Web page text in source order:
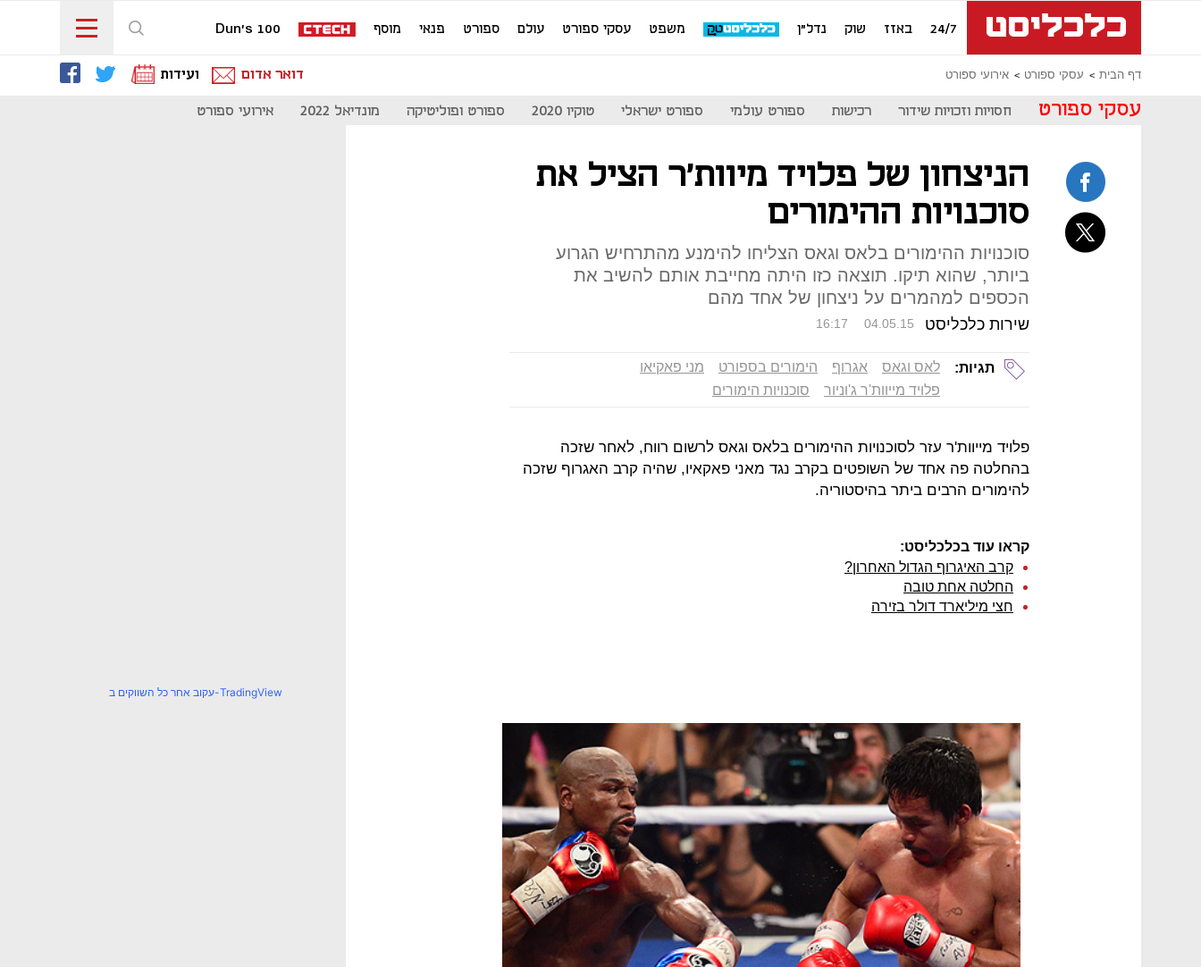
24/7 באזז שוק נדל"ן משפט עסקי ספורט עולם ספורט פנאי מוסף Dun's 100
דף הבית עסקי ספורט אירועי ספורט דואר אדום ועידות
עסקי ספורט חסויות וזכויות שידור רכישות ספורט עולמי ספורט ישראלי טוקיו 2020 ספורט ופוליטיקה מונדיאל 2022 אירועי ספורט
הניצחון של פלויד מיוות'ר הציל את
סוכנויות ההימורים
סוכנויות ההימורים בלאס וגאס הצליחו להימנע מהתרחיש הגרוע
ביותר, שהוא תיקו. תוצאה כזו היתה מחייבת אותם להשיב את
הכספים למהמרים על ניצחון של אחד מהם
שירות כלכליסט 16:17 04.05.15
תגיות: לאס וגאס אגרוף הימורים בספורט
מני פאקיאו
פלויד מייוות'ר ג'וניור
סוכנויות הימורים
פלויד מייוות'ר עזר לסוכנויות ההימורים בלאס וגאס לרשום רווח, לאחר שזכה
בהחלטה פה אחד של השופטים בקרב נגד מאני פאקאיו, שהיה קרב האגרוף שזכה
להימורים הרבים ביתר בהיסטוריה.
קראו עוד בכלכליסט:
קרב האיגרוף הגדול האחרון?
החלטה אחת טובה
חצי מיליארד דולר בזירה
עקוב אחר כל השווקים ב-TradingView